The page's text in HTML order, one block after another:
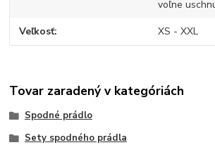
voľne
Veľkosť XS - XXL
Tovar zaradený v kategóriách
Spodné prádlo
Sety spodného prádla